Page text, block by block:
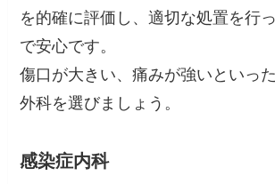
を的確に評価し、適切な処置を行
で安心です。
傷口が大きい、痛みが強いといっ
外科を選びましょう。
感染症内科